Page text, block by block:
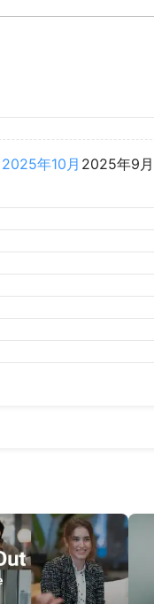
2026年5月 2026年4月
2025年10月 2025年9月
2024年10月2024年9月
2023年10月2023年9月
2022年10月2022年9月
2021年10月2021年9月
2020年10月2020年9月
2019年10月2019年9月